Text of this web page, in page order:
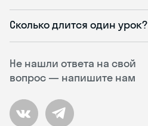
Не нашли ответа на свой
вопрос — напишите нам
Сколько длится один урок?